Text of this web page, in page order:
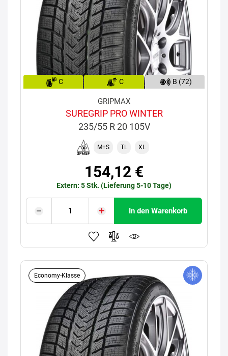
C C B (72)
GRIPMAX
SUREGRIP PRO WINTER
235/55 R 20 105V
M+S TL XL
154,12 €
Extern: 5 Stk. (Lieferung 5-10 Tage)
In den Warenkorb
Economy-Klasse